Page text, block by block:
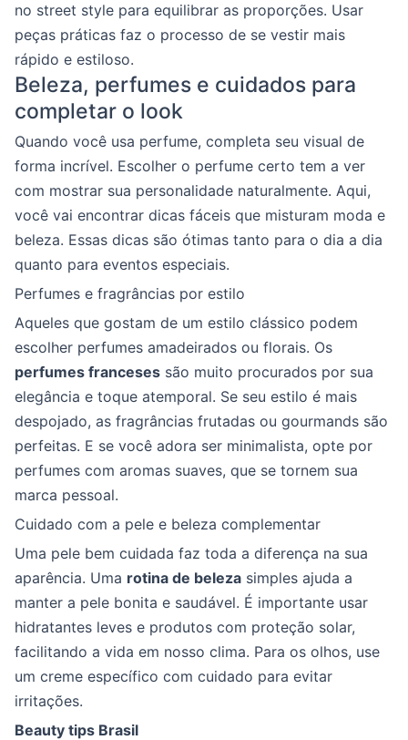
no street style para equilibrar as proporções. Usar
peças práticas faz o processo de se vestir mais
rápido e estiloso.
Beleza, perfumes e cuidados para
completar o look
Quando você usa perfume, completa seu visual de
forma incrível. Escolher o perfume certo tem a ver
com mostrar sua personalidade naturalmente. Aqui,
você vai encontrar dicas fáceis que misturam moda e
beleza. Essas dicas são ótimas tanto para o dia a dia
quanto para eventos especiais.
Perfumes e fragrâncias por estilo
Aqueles que gostam de um estilo clássico podem
escolher perfumes amadeirados ou florais. Os
perfumes franceses são muito procurados por sua
elegância e toque atemporal. Se seu estilo é mais
despojado, as fragrâncias frutadas ou gourmands são
perfeitas. E se você adora ser minimalista, opte por
perfumes com aromas suaves, que se tornem sua
marca pessoal.
Cuidado com a pele e beleza complementar
Uma pele bem cuidada faz toda a diferença na sua
aparência. Uma rotina de beleza simples ajuda a
manter a pele bonita e saudável. É importante usar
hidratantes leves e produtos com proteção solar,
facilitando a vida em nosso clima. Para os olhos, use
um creme específico com cuidado para evitar
irritações.
Beauty tips Brasil